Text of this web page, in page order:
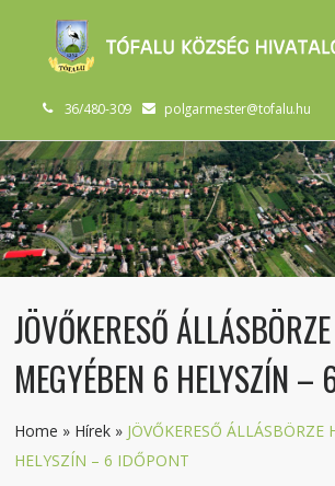
36/480-309 polgarmester@tofalu.hu
JÖVŐKERESŐ
MEGYÉBEN 6 HELYSZÍN –
Home » Hírek » JÖVŐKERESŐ ÁLLÁSBÖRZE
HELYSZÍN – 6 IDŐPONT